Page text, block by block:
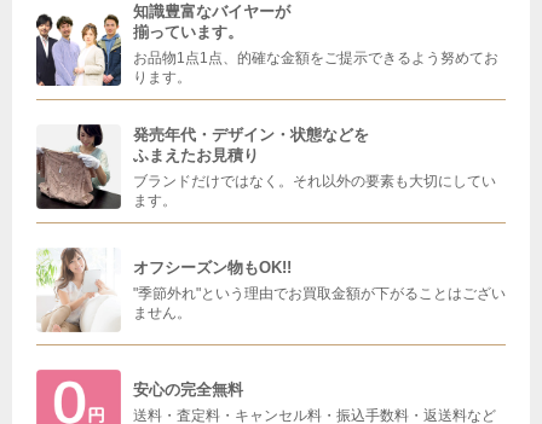
知識豊富なバイヤーが
揃っています。
お品物1点1点、的確な金額をご提示できるよう努めてお
ります。
発売年代・デザイン・状態などを
ふまえたお見積り
ブランドだけではなく。それ以外の要素も大切にしてい
ます。
オフシーズン物もOK!!
"季節外れ"という理由でお買取金額が下がることはござい
ません。
安心の完全無料
送料・査定料・キャンセル料・振込手数料・返送料など